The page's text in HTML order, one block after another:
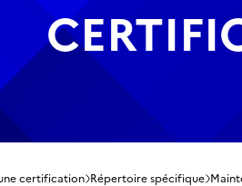
certification Répertoire spécifique